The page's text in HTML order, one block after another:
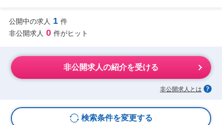
公開中の求人 1 件
非公開求人 0 件がヒット
非公開求人の紹介を受ける
非公開求人とは
検索条件を変更する